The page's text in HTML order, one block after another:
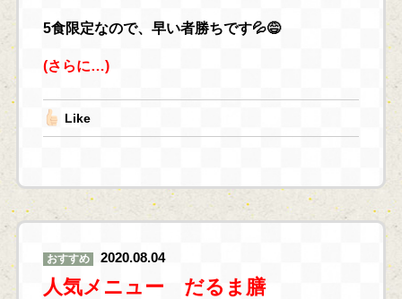
5食限定なので、早い者勝ちです💦😅
(さらに…)
Like
おすすめ 2020.08.04
人気メニュー だるま膳